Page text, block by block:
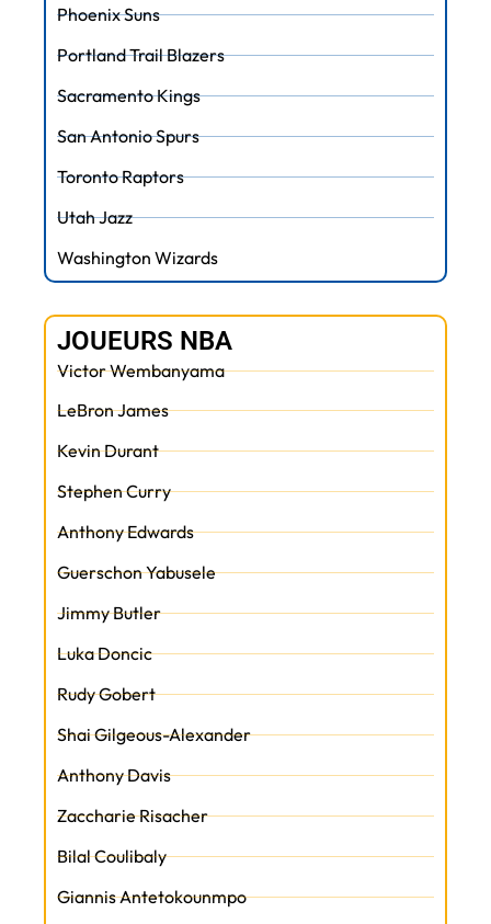
Phoenix Suns
Portland Trail Blazers
Sacramento Kings
San Antonio Spurs
Toronto Raptors
Utah Jazz
Washington Wizards
JOUEURS NBA
Victor Wembanyama
LeBron James
Kevin Durant
Stephen Curry
Anthony Edwards
Guerschon Yabusele
Jimmy Butler
Luka Doncic
Rudy Gobert
Shai Gilgeous-Alexander
Anthony Davis
Zaccharie Risacher
Bilal Coulibaly
Giannis Antetokounmpo